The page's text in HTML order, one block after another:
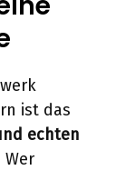
ist das
echten
Wer